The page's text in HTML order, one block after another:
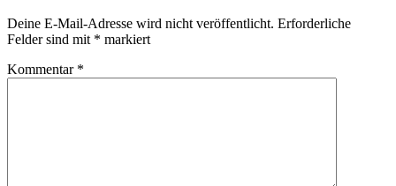
Deine E-Mail-Adresse wird nicht veröffentlicht. Erforderliche
Felder sind mit * markiert
Kommentar *